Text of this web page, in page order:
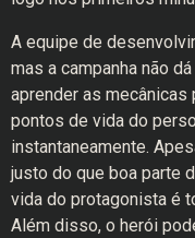
A equipe de
mas a campanha não
aprender as
pontos de vida do
instantaneamente.
justo do que boa parte
vida do protagonista é
Além disso, o herói